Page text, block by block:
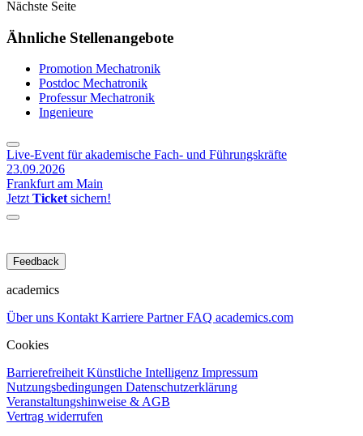
Nächste Seite
Ähnliche Stellenangebote
Promotion Mechatronik
Postdoc Mechatronik
Professur Mechatronik
Ingenieure
Live-Event für akademische Fach- und Führungskräfte
23.09.2026
Frankfurt am Main
JetztTicketsichern!
Feedback
academics
Über uns KontaktKarriere PartnerFAQ academics.com
Cookies
BarrierefreiheitKünstliche Intelligenz Impressum
Nutzungsbedingungen Datenschutzerklärung
Veranstaltungshinweise & AGB
Vertrag widerrufen